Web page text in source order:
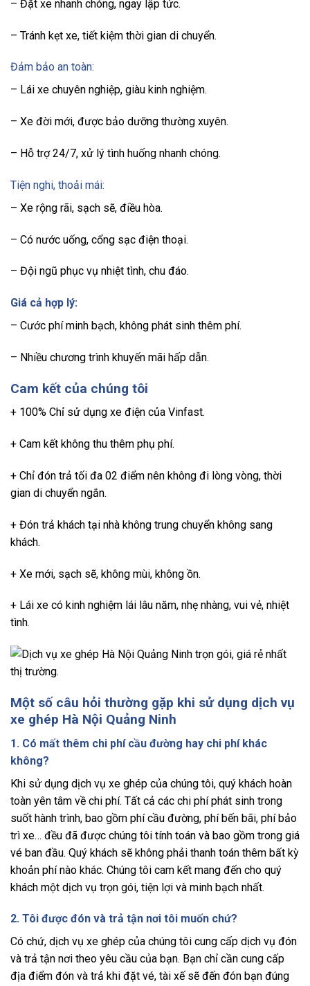
– Đặt xe nhanh chóng, ngay lập tức.
– Tránh kẹt xe, tiết kiệm thời gian di chuyển.
Đảm bảo an toàn:
– Lái xe chuyên nghiệp, giàu kinh nghiệm.
– Xe đời mới, được bảo dưỡng thường xuyên.
– Hỗ trợ 24/7, xử lý tình huống nhanh chóng.
Tiện nghi, thoải mái:
– Xe rộng rãi, sạch sẽ, điều hòa.
– Có nước uống, cổng sạc điện thoại.
– Đội ngũ phục vụ nhiệt tình, chu đáo.
Giá cả hợp lý:
– Cước phí minh bạch, không phát sinh thêm phí.
– Nhiều chương trình khuyến mãi hấp dẫn.
Cam kết của chúng tôi
+ 100% Chỉ sử dụng xe điện của Vinfast.
+ Cam kết không thu thêm phụ phí.
+ Chỉ đón trả tối đa 02 điểm nên không đi lòng vòng, thời
gian di chuyển ngắn.
+ Đón trả khách tại nhà không trung chuyển không sang
khách.
+ Xe mới, sạch sẽ, không mùi, không ồn.
+ Lái xe có kinh nghiệm lái lâu năm, nhẹ nhàng, vui vẻ, nhiệt
tình.
Một số câu hỏi thường gặp khi sử dụng dịch vụ
xe ghép Hà Nội Quảng Ninh
1. Có mất thêm chi phí cầu đường hay chi phí khác
không?
Khi sử dụng dịch vụ xe ghép của chúng tôi, quý khách hoàn
toàn yên tâm về chi phí. Tất cả các chi phí phát sinh trong
suốt hành trình, bao gồm phí cầu đường, phí bến bãi, phí bảo
trì xe… đều đã được chúng tôi tính toán và bao gồm trong giá
vé ban đầu. Quý khách sẽ không phải thanh toán thêm bất kỳ
khoản phí nào khác. Chúng tôi cam kết mang đến cho quý
khách một dịch vụ trọn gói, tiện lợi và minh bạch nhất.
2. Tôi được đón và trả tận nơi tôi muốn chứ?
Có chứ, dịch vụ xe ghép của chúng tôi cung cấp dịch vụ đón
và trả tận nơi theo yêu cầu của bạn. Bạn chỉ cần cung cấp
địa điểm đón và trả khi đặt vé, tài xế sẽ đến đón bạn đúng